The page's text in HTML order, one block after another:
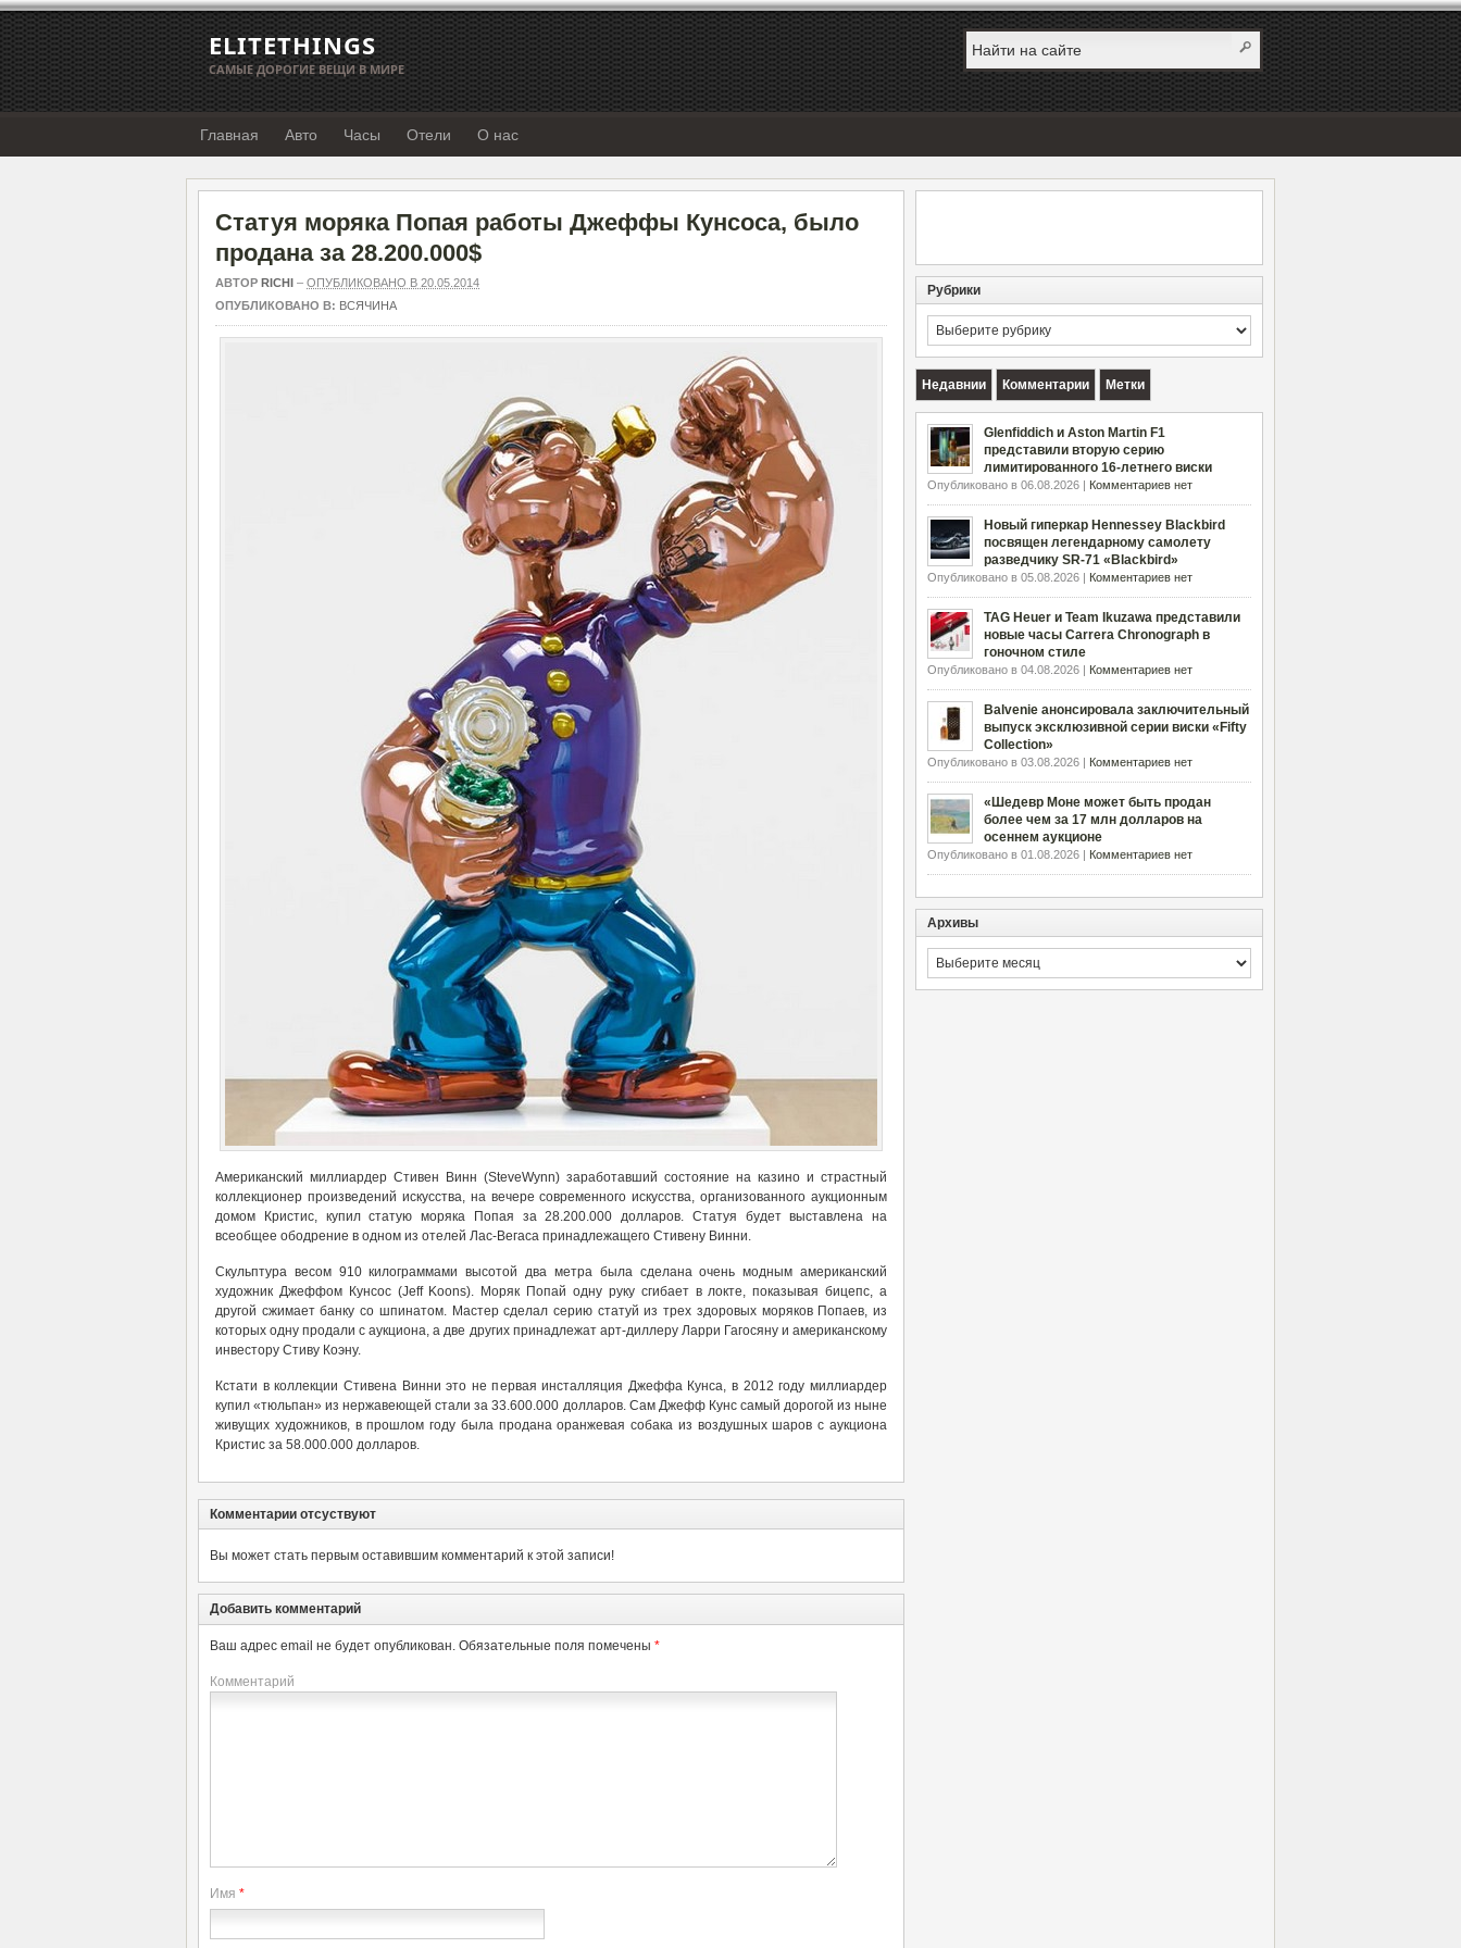
ELITETHINGS
САМЫЕ ДОРОГИЕ ВЕЩИ В МИРЕ
Главная Авто Часы Отели О нас
Статуя моряка Попая работы Джеффы Кунсоса, было
продана за 28.200.000$
АВТОР RICHI – ОПУБЛИКОВАНО В 20.05.2014
ОПУБЛИКОВАНО В: ВСЯЧИНА
Американский миллиардер Стивен Винн (SteveWynn) заработавший состояние на казино и страстный
коллекционер произведений искусства, на вечере современного искусства, организованного аукционным
домом Кристис, купил статую моряка Попая за 28.200.000 долларов. Статуя будет выставлена на
всеобщее ободрение в одном из отелей Лас-Вегаса принадлежащего Стивену Винни.
Скульптура весом 910 килограммами высотой два метра была сделана очень модным американский
художник Джеффом Кунсос (Jeff Koons). Моряк Попай одну руку сгибает в локте, показывая бицепс, а
другой сжимает банку со шпинатом. Мастер сделал серию статуй из трех здоровых моряков Попаев, из
которых одну продали с аукциона, а две других принадлежат арт-диллеру Ларри Гагосяну и американскому
инвестору Стиву Коэну.
Кстати в коллекции Стивена Винни это не первая инсталляция Джеффа Кунса, в 2012 году миллиардер
купил «тюльпан» из нержавеющей стали за 33.600.000 долларов. Сам Джефф Кунс самый дорогой из ныне
живущих художников, в прошлом году была продана оранжевая собака из воздушных шаров с аукциона
Кристис за 58.000.000 долларов.
Комментарии отсуствуют
Вы может стать первым оставившим комментарий к этой записи!
Добавить комментарий
Ваш адрес email не будет опубликован. Обязательные поля помечены *
Комментарий
Имя *
Рубрики
Рубрики
Недавнии Комментарии Метки
Glenfiddich и Aston Martin F1
представили вторую серию
лимитированного 16-летнего виски
Опубликовано в 06.08.2026 | Комментариев нет
Новый гиперкар Hennessey Blackbird
посвящен легендарному самолету
разведчику SR-71 «Blackbird»
Опубликовано в 05.08.2026 | Комментариев нет
TAG Heuer и Team Ikuzawa представили
новые часы Carrera Chronograph в
гоночном стиле
Опубликовано в 04.08.2026 | Комментариев нет
Balvenie анонсировала заключительный
выпуск эксклюзивной серии виски «Fifty
Collection»
Опубликовано в 03.08.2026 | Комментариев нет
«Шедевр Моне может быть продан
более чем за 17 млн долларов на
осеннем аукционе
Опубликовано в 01.08.2026 | Комментариев нет
Архивы
Архивы